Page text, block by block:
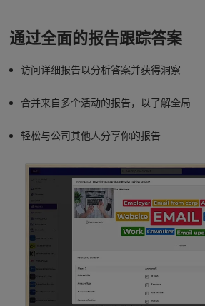
通过全面的报告跟踪答案
访问详细报告以分析答案并获得洞察
合并来自多个活动的报告，以了解全局
轻松与公司其他人分享你的报告